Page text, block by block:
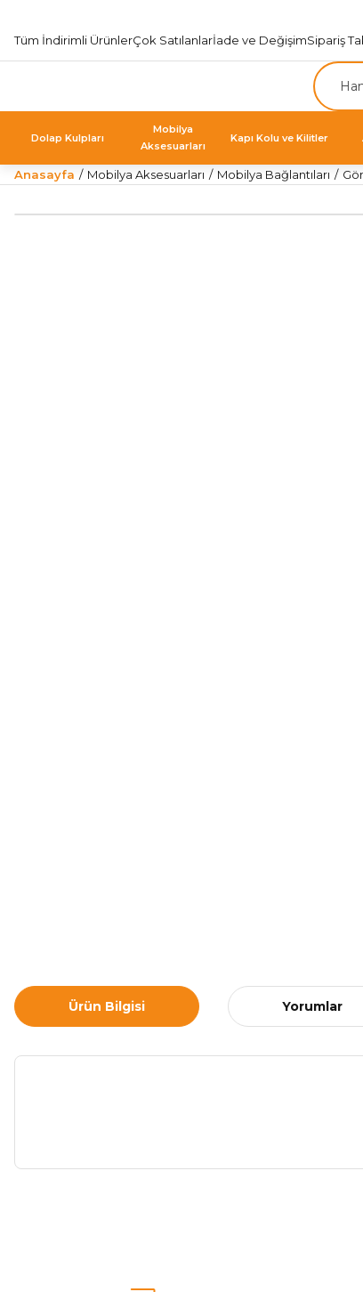
Tüm İndirimli ÜrünlerÇok Satılanlarİade ve DeğişimSipariş
Dolap Kulpları
Mobilya
Aksesuarları
Kapı Kolu ve Kilitler
Anasayfa Mobilya Aksesuarları Mobilya Bağlantıları
Ürün Bilgisi Yorumlar